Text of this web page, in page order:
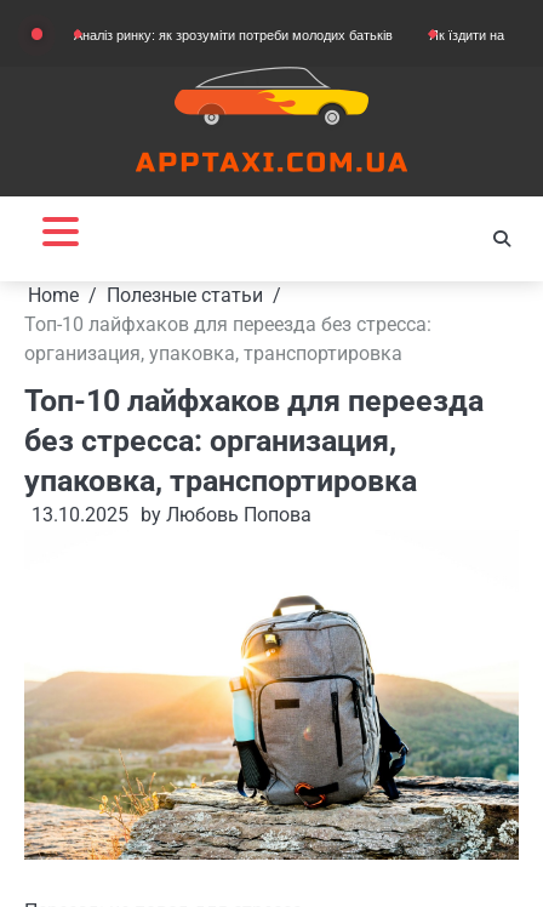
Аналіз ринку: як зрозуміти потреби молодих батьків Як їздити на картингу
Home
Полезные статьи
Топ-10 лайфхаков для переезда без стресса:
организация, упаковка, транспортировка
Топ-10 лайфхаков для переезда
без стресса: организация,
упаковка, транспортировка
13.10.2025 by Любовь Попова